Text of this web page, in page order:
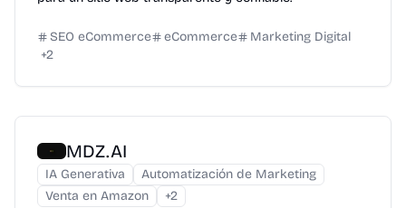
SEO eCommerce eCommerce
Marketing Digital
+2
MDZ.AI
IA Generativa
Automatización de Marketing
Venta en Amazon
+2